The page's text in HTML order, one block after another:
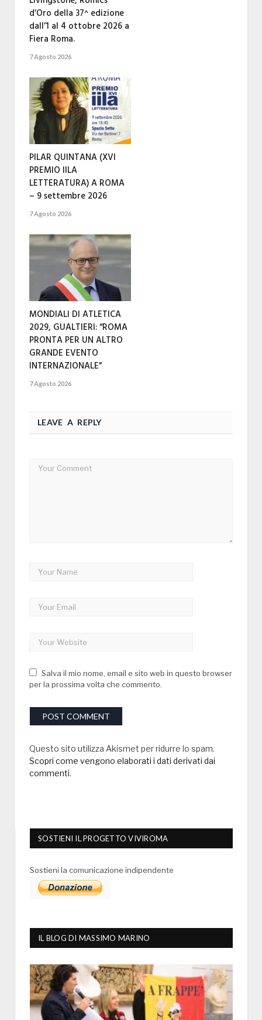
d’Oro della 37^ edizione
dall’1 al 4 ottobre 2026 a
Fiera Roma.
7 Agosto 2026
PILAR QUINTANA (XVI
PREMIO IILA
LETTERATURA) A ROMA
– 9 settembre 2026
7 Agosto 2026
MONDIALI DI ATLETICA
2029, GUALTIERI: “ROMA
PRONTA PER UN ALTRO
GRANDE EVENTO
INTERNAZIONALE”
7 Agosto 2026
LEAVE A REPLY
Salva il mio nome, email e sito web in questo browser
per la prossima volta che commento.
Questo sito utilizza Akismet per ridurre lo spam.
Scopri come vengono elaborati i dati derivati dai
commenti.
SOSTIENI IL PROGETTO VIVIROMA
Sostieni la comunicazione indipendente
IL BLOG DI MASSIMO MARINO